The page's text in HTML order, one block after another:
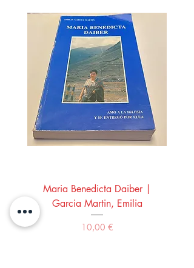
Maria Benedicta Daiber |
Garcia Martin, Emilia
Precio
10,00 €